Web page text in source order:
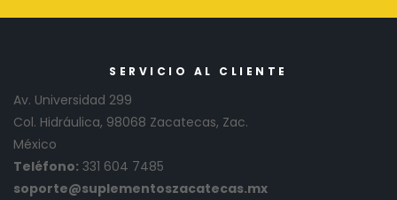
SERVICIO AL CLIENTE
Av. Universidad 299
Col. Hidráulica, 98068 Zacatecas, Zac.
México
Teléfono: 331 604 7485
soporte@suplementoszacatecas.mx